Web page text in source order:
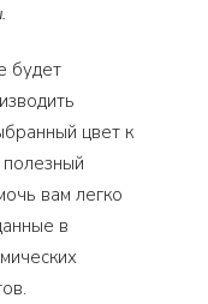
будет
цвет к
вам легко
в